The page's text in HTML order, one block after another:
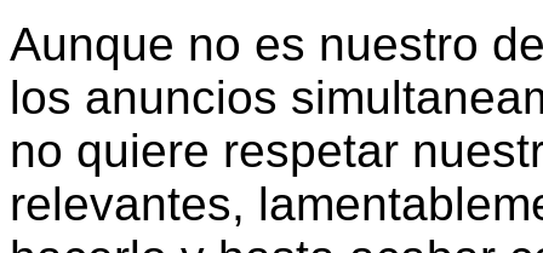
Aunque no es nuestro
los anuncios
no quiere respetar
relevantes,